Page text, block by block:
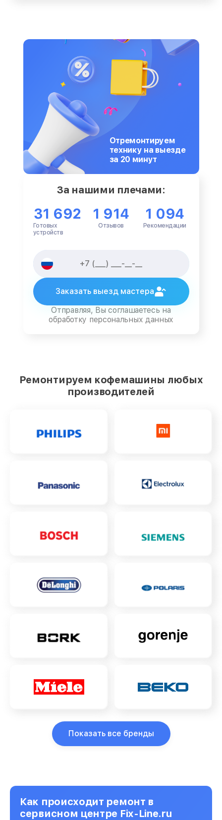
Отремонтируем
технику на выезде
за 20 минут
За нашими плечами:
31 692
Готовых
устройств
1 914
Отзывов
1 094
Рекомендации
Заказать выезд мастера
Отправляя, Вы соглашаетесь на
обработку персональных данных
Ремонтируем кофемашины любых
производителей
Показать все бренды
Как происходит ремонт в
сервисном центре Fix-Line.ru